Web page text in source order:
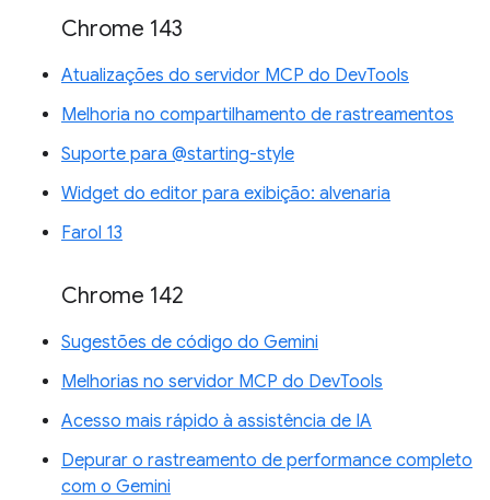
Chrome 143
Atualizações do servidor MCP do DevTools
Melhoria no compartilhamento de rastreamentos
Suporte para @starting-style
Widget do editor para exibição: alvenaria
Farol 13
Chrome 142
Sugestões de código do Gemini
Melhorias no servidor MCP do DevTools
Acesso mais rápido à assistência de IA
Depurar o rastreamento de performance completo
com o Gemini